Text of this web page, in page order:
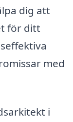
dig att
för ditt
med
i